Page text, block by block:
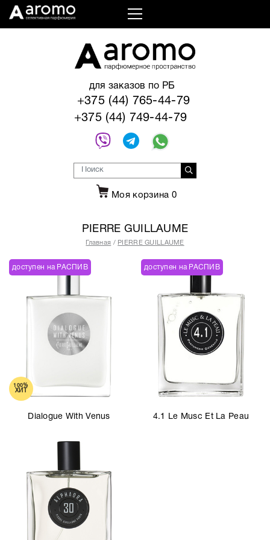
для заказов по РБ
+375 (44) 765-44-79
+375 (44) 749-44-79
Моя корзина 0
PIERRE GUILLAUME
Главная PIERRE GUILLAUME
доступен на РАСПИВ
100%
ХИТ
Dialogue With Venus
доступен на РАСПИВ
4.1 Le Musc Et La Peau